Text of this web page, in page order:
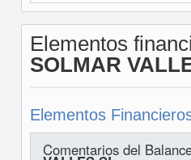
Elementos
SOLMAR
Elementos
Comentarios del